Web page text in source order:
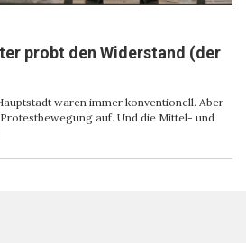
probt den Widerstand (der
waren immer konventionell. Aber
auf. Und die Mittel- und